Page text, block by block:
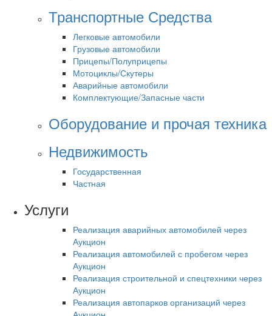
Транспортные Средства
Легковые автомобили
Грузовые автомобили
Прицепы/Полуприцепы
Мотоциклы/Скутеры
Аварийные автомобили
Комплектующие/Запасные части
Оборудование и прочая техника
Недвижимость
Государственная
Частная
Услуги
Реализация аварийных автомобилей через
Аукцион
Реализация автомобилей с пробегом через
Аукцион
Реализация строительной и спецтехники через
Аукцион
Реализация автопарков организаций через